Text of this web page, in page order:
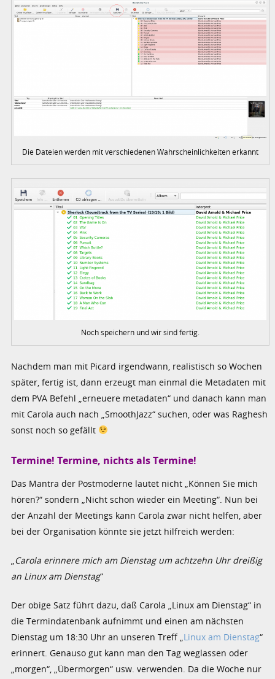
Die Dateien werden mit verschiedenen Wahrscheinlichkeiten erkannt
Noch speichern und wir sind fertig.
Nachdem man mit Picard irgendwann, realistisch so Wochen
später, fertig ist, dann erzeugt man einmal die Metadaten mit
dem PVA Befehl „erneuere metadaten“ und danach kann man
mit Carola auch nach „SmoothJazz“ suchen, oder was Raghesh
sonst noch so gefällt
Termine! Termine, nichts als Termine!
Das Mantra der Postmoderne lautet nicht „Können Sie mich
hören?“ sondern „Nicht schon wieder ein Meeting“. Nun bei
der Anzahl der Meetings kann Carola zwar nicht helfen, aber
bei der Organisation könnte sie jetzt hilfreich werden:
Carola erinnere mich am Dienstag um achtzehn Uhr dreißig
an Linux am Dienstag“
Der obige Satz führt dazu, daß Carola „Linux am Dienstag“ in
die Termindatenbank aufnimmt und einen am nächsten
Dienstag um 18:30 Uhr an unseren Treff „ Linux am Dienstag“
erinnert. Genauso gut kann man den Tag weglassen oder
„morgen“, „Übermorgen“ usw. verwenden. Da die Woche nur